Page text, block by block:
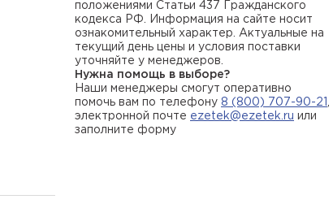
положениями Статьи 437 Гражданского
кодекса РФ. Информация на сайте носит
ознакомительный характер. Актуальные на
текущий день цены и условия поставки
уточняйте у менеджеров.
Нужна помощь в выборе?
Наши менеджеры смогут оперативно
помочь вам по телефону 8 (800) 707-90-21
электронной почте ezetek@ezetek.ru или
заполните форму